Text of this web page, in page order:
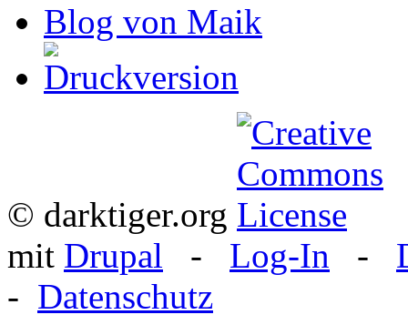
Blog von Maik
© darktiger.org
mit Drupal - Log-In -
- Datenschutz